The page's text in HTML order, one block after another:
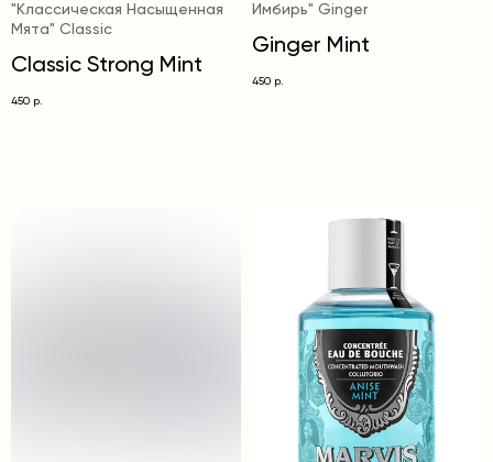
"Классическая Насыщенная
Мята" Classic
Classic Strong Mint
450 р.
Имбирь" Ginger
Ginger Mint
450 р.